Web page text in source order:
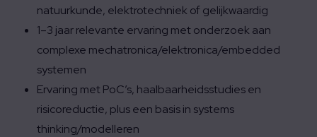
natuurkunde, elektrotechniek of gelijkwaardig
1–3 jaar relevante ervaring met onderzoek aan
complexe mechatronica/elektronica/embedded
systemen
Ervaring met PoC’s, haalbaarheidsstudies en
risicoreductie, plus een basis in systems
thinking/modelleren